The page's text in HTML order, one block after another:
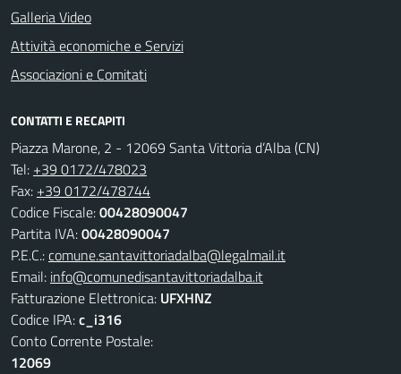
Galleria Video
Attività economiche e Servizi
Associazioni e Comitati
CONTATTI E RECAPITI
Piazza Marone, 2 - 12069 Santa Vittoria d’Alba (CN)
Tel: +39 0172/478023
Fax: +39 0172/478744
Codice Fiscale:00428090047
Partita IVA:00428090047
P.E.C.:comune.santavittoriadalba@legalmail.it
Email: info@comunedisantavittoriadalba.it
Fatturazione Elettronica: UFXHNZ
Codice IPA:c_i316
Conto Corrente Postale:
12069